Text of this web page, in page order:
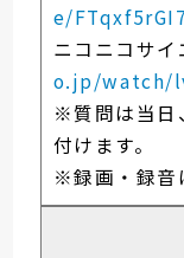
e/
ニコニコサ
o.jp/watch/
※質問は当日
付けます。
※録画・録音